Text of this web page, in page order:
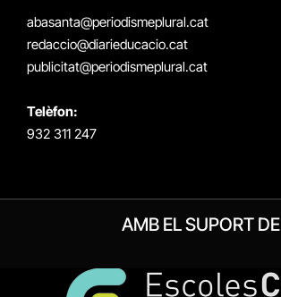
abasanta@periodismeplural.cat
redaccio@diarieducacio.cat
publicitat@periodismeplural.cat
Telèfon:
932 311 247
AMB EL SUPORT DE